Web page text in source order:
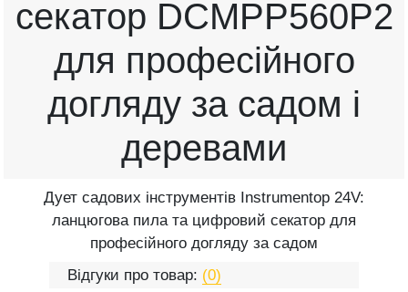
секатор DCMPP560P2
для професійного
догляду за садом і
деревами
Дует садових інструментів Instrumentop 24V:
ланцюгова пила та цифровий секатор для
професійного догляду за садом
Відгуки про товар: (0)